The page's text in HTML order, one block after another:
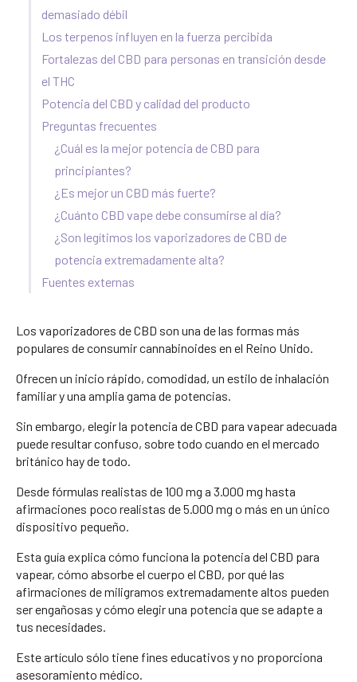
demasiado débil
Los terpenos influyen en la fuerza percibida
Fortalezas del CBD para personas en transición desde
el THC
Potencia del CBD y calidad del producto
Preguntas frecuentes
¿Cuál es la mejor potencia de CBD para
principiantes?
¿Es mejor un CBD más fuerte?
¿Cuánto CBD vape debe consumirse al día?
¿Son legítimos los vaporizadores de CBD de
potencia extremadamente alta?
Fuentes externas
Los vaporizadores de CBD son una de las formas más
populares de consumir cannabinoides en el Reino Unido.
Ofrecen un inicio rápido, comodidad, un estilo de inhalación
familiar y una amplia gama de potencias.
Sin embargo, elegir la potencia de CBD para vapear adecuada
puede resultar confuso, sobre todo cuando en el mercado
británico hay de todo.
Desde fórmulas realistas de 100 mg a 3.000 mg hasta
afirmaciones poco realistas de 5.000 mg o más en un único
dispositivo pequeño.
Esta guía explica cómo funciona la potencia del CBD para
vapear, cómo absorbe el cuerpo el CBD, por qué las
afirmaciones de miligramos extremadamente altos pueden
ser engañosas y cómo elegir una potencia que se adapte a
tus necesidades.
Este artículo sólo tiene fines educativos y no proporciona
asesoramiento médico.